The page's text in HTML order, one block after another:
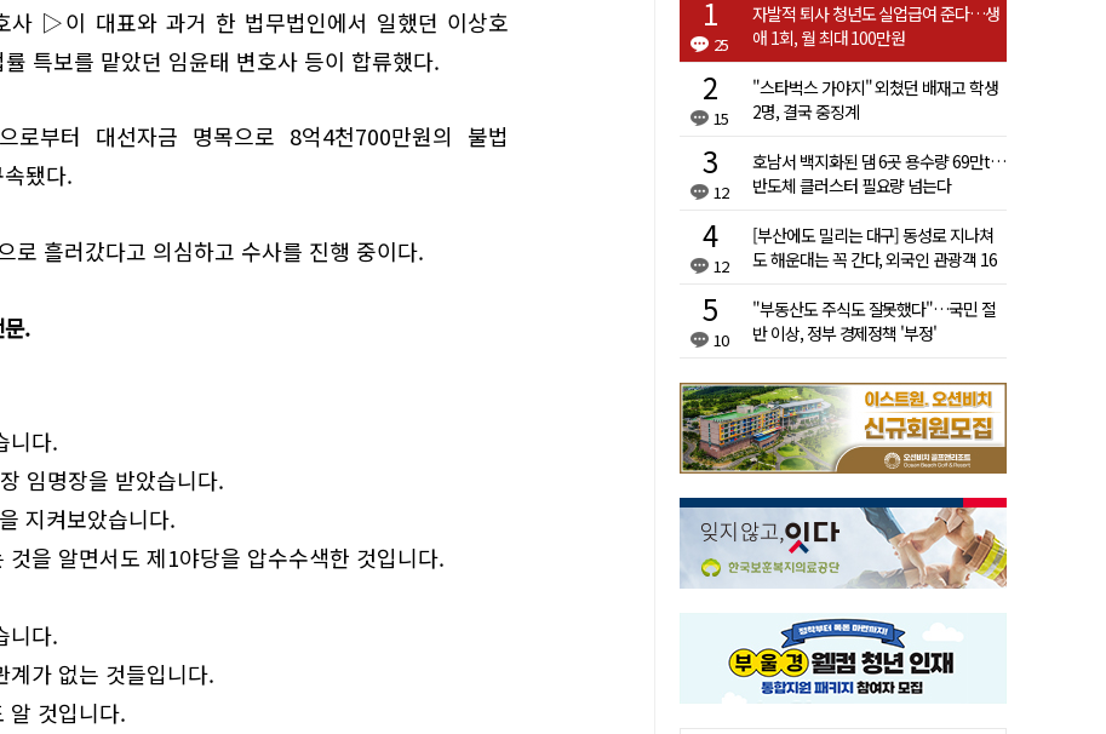
사 ▷이 대표와 과거 한 법무법인에서 일했던 이상호
특보를 맡았던 임윤태 변호사 등이 합류했다.
부터 대선자금 명목으로 8억4천700만원의 불법
됐다.
로 흘러갔다고 의심하고 수사를 진행 중이다.
.
니다.
임명장을 받았습니다.
지켜보았습니다.
을 알면서도 제1야당을 압수수색한 것입니다.
니다.
계가 없는 것들입니다.
알 것입니다.
25
자발적 퇴사 청년도 실업급여 준다…생
애 1회, 월 최대 100만원
15
"스타벅스 가야지" 외쳤던 배재고 학생
2명, 결국 중징계
12
호남서 백지화된 댐 6곳 용수량 69만t…
반도체 클러스터 필요량 넘는다
12
[부산에도 밀리는 대구] 동성로 지나쳐
도 해운대는 꼭 간다, 외국인 관광객 16
10
"부동산도 주식도 잘못했다"…국민 절
반 이상, 정부 경제정책 '부정'